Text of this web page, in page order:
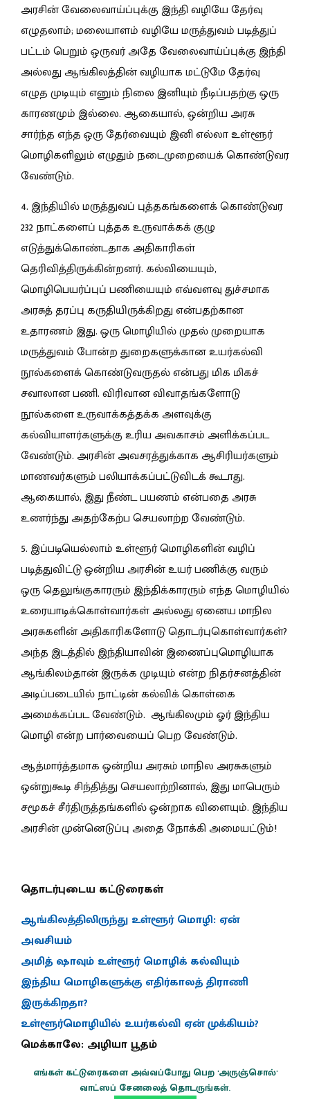
அரசின் வேலைவாய்ப்புக்கு இந்தி வழியே தேர்வு
எழுதலாம்; மலையாளம் வழியே மருத்துவம் படித்துப்
பட்டம் பெறும் ஒருவர் அதே வேலைவாய்ப்புக்கு இந்தி
அல்லது ஆங்கிலத்தின் வழியாக மட்டுமே தேர்வு
எழுத முடியும் எனும் நிலை இனியும் நீடிப்பதற்கு ஒரு
காரணமும் இல்லை. ஆகையால்,ஒன்றிய அரசு
சார்ந்த எந்த ஒரு தேர்வையும் இனி எல்லா உள்ளூர்
மொழிகளிலும் எழுதும் நடைமுறையைக் கொண்டுவர
வேண்டும்.
4. இந்தியில் மருத்துவப் புத்தகங்களைக் கொண்டுவர
232 நாட்களைப் புத்தக உருவாக்கக் குழு
எடுத்துக்கொண்டதாக அதிகாரிகள்
தெரிவித்திருக்கின்றனர். கல்வியையும்,
மொழிபெயர்ப்புப் பணியையும் எவ்வளவு துச்சமாக
அரசுத் தரப்பு கருதியிருக்கிறது என்பதற்கான
உதாரணம் இது. ஒரு மொழியில் முதல் முறையாக
மருத்துவம் போன்ற துறைகளுக்கான உயர்கல்வி
நூல்களைக் கொண்டுவருதல் என்பது மிக மிகச்
சவாலான பணி. விரிவான விவாதங்களோடு
நூல்களை உருவாக்கத்தக்க அளவுக்கு
கல்வியாளர்களுக்கு உரிய அவகாசம் அளிக்கப்பட
வேண்டும். அரசின் அவசரத்துக்காக ஆசிரியர்களும்
மாணவர்களும் பலியாக்கப்பட்டுவிடக் கூடாது.
ஆகையால், இது நீண்ட பயணம் என்பதை அரசு
உணர்ந்து அதற்கேற்ப செயலாற்ற வேண்டும்.
5. இப்படியெல்லாம் உள்ளூர் மொழிகளின் வழிப்
படித்துவிட்டு ஒன்றிய அரசின் உயர் பணிக்கு வரும்
ஒரு தெலுங்குகாரரும் இந்திக்காரரும் எந்த மொழியில்
உரையாடிக்கொள்வார்கள் அல்லது ஏனைய மாநில
அரசுகளின் அதிகாரிகளோடு தொடர்புகொள்வார்கள்?
அந்த இடத்தில் இந்தியாவின் இணைப்புமொழியாக
ஆங்கிலம்தான் இருக்க முடியும் என்ற நிதர்சனத்தின்
அடிப்படையில் நாட்டின் கல்விக் கொள்கை
அமைக்கப்பட வேண்டும். ஆங்கிலமும் ஓர் இந்திய
மொழி என்ற பார்வையைப் பெற வேண்டும்.
ஆத்மார்த்தமாக ஒன்றிய அரசும் மாநில அரசுகளும்
ஒன்றுகூடி சிந்தித்து செயலாற்றினால், இது மாபெரும்
சமூகச் சீர்திருத்தங்களில் ஒன்றாக விளையும். இந்திய
அரசின் முன்னெடுப்பு அதை நோக்கி அமையட்டும்!
தொடர்புடைய கட்டுரைகள்
ஆங்கிலத்திலிருந்து உள்ளூர் மொழி: ஏன்
அவசியம்
அமித் ஷாவும் உள்ளூர் மொழிக் கல்வியும்
இந்திய மொழிகளுக்கு எதிர்காலத் திராணி
இருக்கிறதா?
உள்ளூர்மொழியில் உயர்கல்வி ஏன் முக்கியம்?
மெக்காலே: அழியா பூதம்
எங்கள் கட்டுரைகளை அவ்வப்போது பெற 'அருஞ்சொல்'
வாட்ஸப் சேனலைத் தொடருங்கள்.